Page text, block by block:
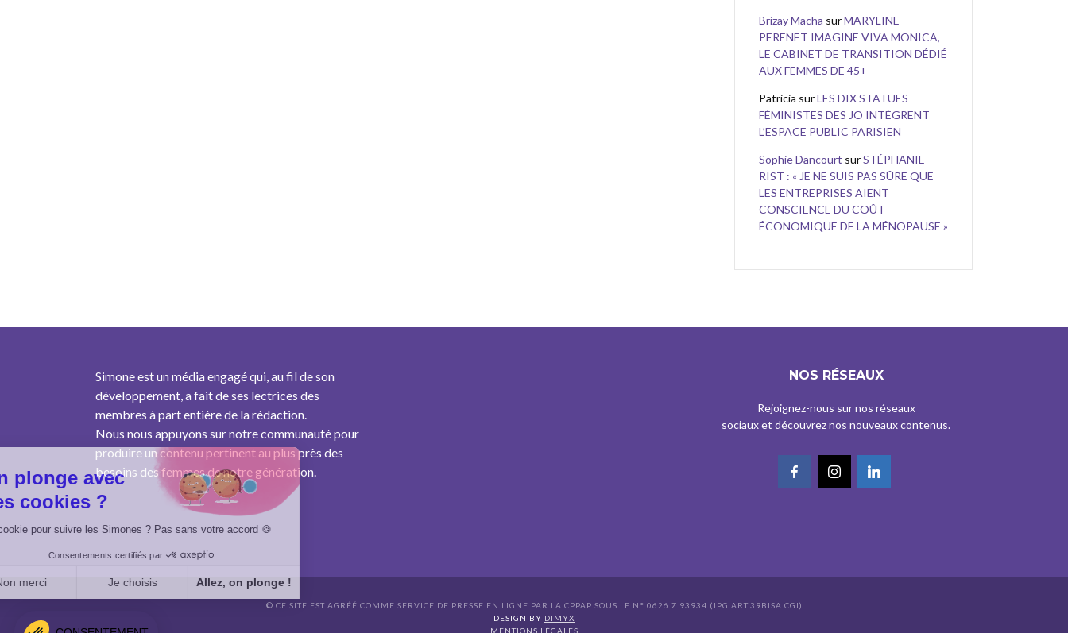
Brizay Macha surMARYLINE
PERENET IMAGINE VIVA MONICA,
LE CABINET DE TRANSITION DÉDIÉ
AUX FEMMES DE 45+
Patricia surLES DIX STATUES
FÉMINISTES DES JO INTÈGRENT
L’ESPACE PUBLIC PARISIEN
Sophie Dancourt surSTÉPHANIE
RIST : « JE NE SUIS PAS SÛRE QUE
LES ENTREPRISES AIENT
CONSCIENCE DU COÛT
ÉCONOMIQUE DE LA MÉNOPAUSE »
Simone est un média engagé qui, au fil de son
développement, a fait de ses lectrices des
membres à part entière de la rédaction.
Nous nous appuyons sur notre communauté pour
produire un contenu pertinent au plus près des
besoins des femmes de notre génération.
NOS RÉSEAUX
Rejoignez-nous sur nos réseaux
sociaux et découvrez nos nouveaux contenus.
© CE SITE EST AGRÉÉ COMME SERVICE DE PRESSE EN LIGNE PAR LA CPPAP SOUS LE N° 0626 Z 93934 (IPG ART.39BISA CGI)
DESIGN BY DIMYX
MENTIONS LÉGALES
On plonge avec
des cookies ?
Un cookie pour suivre les Simones ? Pas sans votre accord 🍪
Consentements certifiés par
Non merci Je choisis Allez, on plonge !
Plateforme de Gestion du Consentement : Personnalisez vos Options